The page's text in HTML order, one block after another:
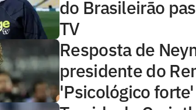
do Brasileirão
TV
Resposta de
presidente do
'Psicológico forte'